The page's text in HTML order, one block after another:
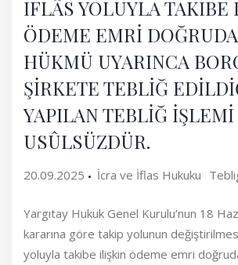
İFLÂS YOLUYLA TAKİBE
ÖDEME EMRİ
HÜKMÜ UYARINCA
ŞİRKETE TEBLİĞ
YAPILAN TEBLİĞ İŞLEMİ
USÛLSÜZDÜR.
20.09.2025 İcra ve İflas Hukuku
Yargıtay Hukuk Genel Kurulu’nun 18
kararına göre takip yolunun
yoluyla takibe ilişkin ödeme emri